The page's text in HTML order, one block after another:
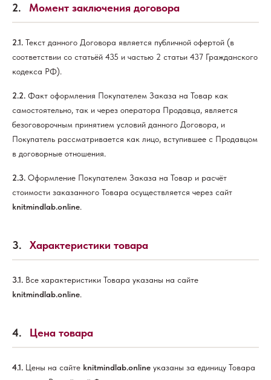
2. Момент заключения договора
2.1. Текст данного Договора является публичной офертой (в
соответствии со статьёй 435 и частью 2 статьи 437 Гражданского
кодекса РФ).
2.2. Факт оформления Покупателем Заказа на Товар как
самостоятельно, так и через оператора Продавца, является
безоговорочным принятием условий данного Договора, и
Покупатель рассматривается как лицо, вступившее с Продавцом
в договорные отношения.
2.3. Оформление Покупателем Заказа на Товар и расчёт
стоимости заказанного Товара осуществляется через сайт
knitmindlab.online.
3. Характеристики товара
3.1. Все характеристики Товара указаны на сайте
knitmindlab.online.
4. Цена товара
4.1. Цены на сайте knitmindlab.online указаны за единицу Товара